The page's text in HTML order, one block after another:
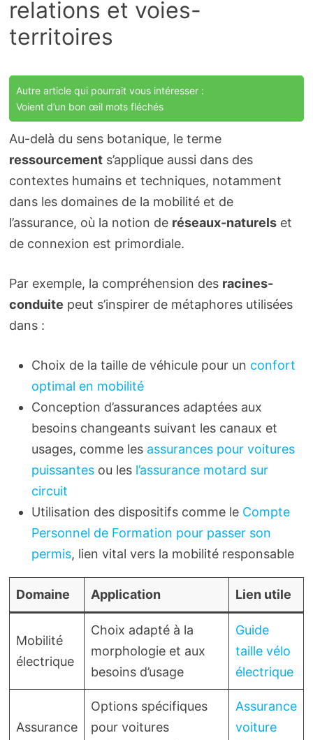
relations et voies-
territoires
Autre article qui pourrait vous intéresser :
Voient d’un bon œil mots fléchés
Au-delà du sens botanique, le terme
ressourcements’applique aussi dans des
contextes humains et techniques, notamment
dans les domaines de la mobilité et de
l’assurance, où la notion de réseaux-naturelset
de connexion est primordiale.
Par exemple, la compréhension des racines-
conduite peut s’inspirer de métaphores utilisées
dans :
Choix de la taille de véhicule pour un confort
optimal en mobilité
Conception d’assurances adaptées aux
besoins changeants suivant les canaux et
usages, comme les assurances pour voitures
puissantesou les l’assurance motard sur
circuit
Utilisation des dispositifs comme le Compte
Personnel de Formation pour passer son
permis, lien vital vers la mobilité responsable
Domaine Application Lien utile
Mobilité
électrique
Choix adapté à la
morphologie et aux
besoins d’usage
Guide
taille vélo
électrique
Assurance
Options spécifiques
pour voitures
Assurance
voiture